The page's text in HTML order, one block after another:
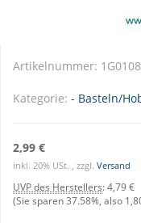
Artikelnummer:
Kategorie: - Basteln/
2,99 €
inkl. 20% USt. , zzgl. Versand
UVP des Herstellers:4,79 €
(Sie sparen 37.58% , also